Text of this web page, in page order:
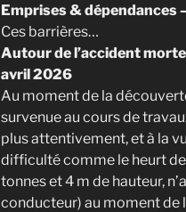
Emprises & dépendances
Ces barrières…
Autour de l’accident
avril 2026
Au moment de la
survenue au cours de
plus attentivement, et à la
difficulté comme le heurt
tonnes et 4 m de hauteur,
conducteur) au moment de